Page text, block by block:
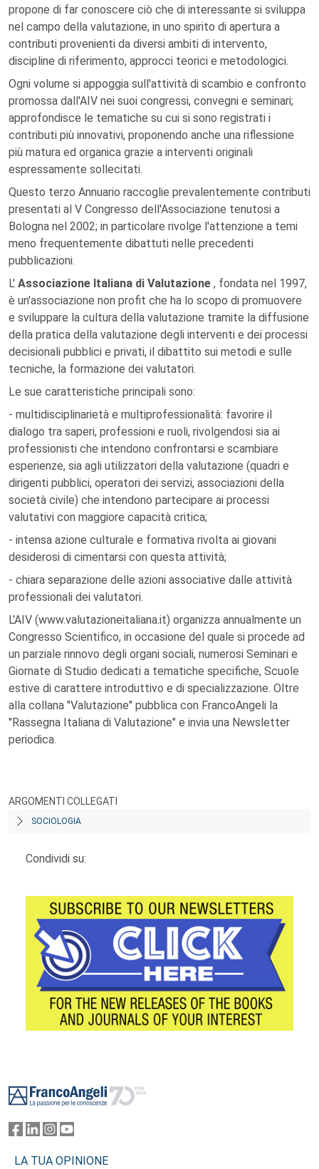
propone di far conoscere ciò che di interessante si sviluppa
nel campo della valutazione, in uno spirito di apertura a
contributi provenienti da diversi ambiti di intervento,
discipline di riferimento, approcci teorici e metodologici.
Ogni volume si appoggia sull'attività di scambio e confronto
promossa dall'AIV nei suoi congressi, convegni e seminari;
approfondisce le tematiche su cui si sono registrati i
contributi più innovativi, proponendo anche una riflessione
più matura ed organica grazie a interventi originali
espressamente sollecitati.
Questo terzo Annuario raccoglie prevalentemente contributi
presentati al V Congresso dell'Associazione tenutosi a
Bologna nel 2002; in particolare rivolge l'attenzione a temi
meno frequentemente dibattuti nelle precedenti
pubblicazioni.
L' Associazione Italiana di Valutazione , fondata nel 1997,
è un'associazione non profit che ha lo scopo di promuovere
e sviluppare la cultura della valutazione tramite la diffusione
della pratica della valutazione degli interventi e dei processi
decisionali pubblici e privati, il dibattito sui metodi e sulle
tecniche, la formazione dei valutatori.
Le sue caratteristiche principali sono:
- multidisciplinarietà e multiprofessionalità: favorire il
dialogo tra saperi, professioni e ruoli, rivolgendosi sia ai
professionisti che intendono confrontarsi e scambiare
esperienze, sia agli utilizzatori della valutazione (quadri e
dirigenti pubblici, operatori dei servizi, associazioni della
società civile) che intendono partecipare ai processi
valutativi con maggiore capacità critica;
- intensa azione culturale e formativa rivolta ai giovani
desiderosi di cimentarsi con questa attività;
- chiara separazione delle azioni associative dalle attività
professionali dei valutatori.
L'AIV (www.valutazioneitaliana.it) organizza annualmente un
Congresso Scientifico, in occasione del quale si procede ad
un parziale rinnovo degli organi sociali, numerosi Seminari e
Giornate di Studio dedicati a tematiche specifiche, Scuole
estive di carattere introduttivo e di specializzazione. Oltre
alla collana "Valutazione" pubblica con FrancoAngeli la
"Rassegna Italiana di Valutazione" e invia una Newsletter
periodica.
ARGOMENTI COLLEGATI
SOCIOLOGIA
Condividi su:
LA TUA OPINIONE